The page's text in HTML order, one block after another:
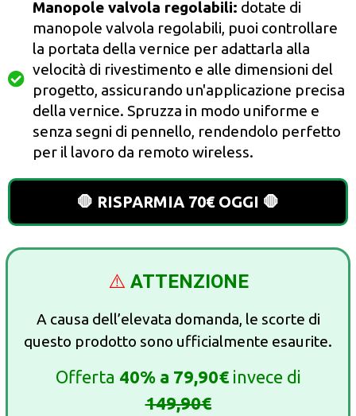
Manopole valvola regolabili: dotate di
manopole valvola regolabili, puoi controllare
la portata della vernice per adattarla alla
velocità di rivestimento e alle dimensioni del
progetto, assicurando un'applicazione precisa
della vernice. Spruzza in modo uniforme e
senza segni di pennello, rendendolo perfetto
per il lavoro da remoto wireless.
🛑 RISPARMIA 70€ OGGI 🛑
⚠️ ATTENZIONE
A causa dell’elevata domanda, le scorte di
questo prodotto sono ufficialmente esaurite.
Offerta 40%a 79,90€ invece di
149,90€